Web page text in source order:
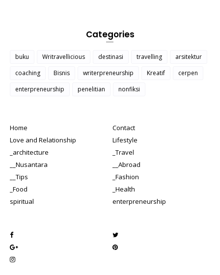
Categories
buku Writravellicious destinasi travelling
arsitektur
coaching
Bisnis writerpreneurship Kreatif
cerpen
enterpreneurship
penelitian nonfiksi
Home
Contact
Love and Relationship
Lifestyle
_architecture
_Travel
__Nusantara
__Abroad
__Tips
_Fashion
_Food
_Health
spiritual
enterpreneurship